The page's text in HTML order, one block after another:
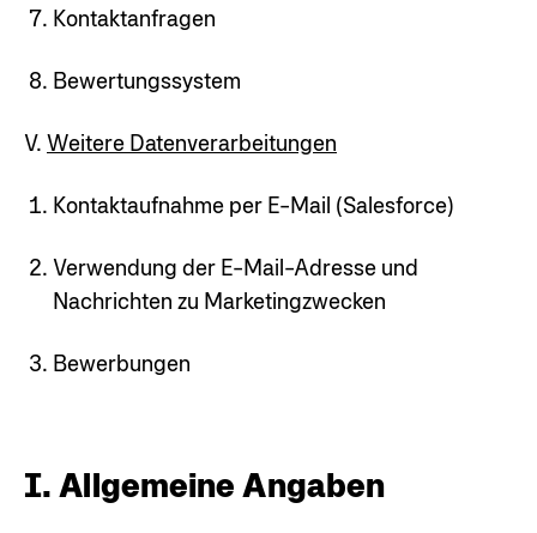
Kontaktanfragen
Bewertungssystem
V. Weitere Datenverarbeitungen
Kontaktaufnahme per E-Mail (Salesforce)
Verwendung der E-Mail-Adresse und
Nachrichten zu Marketingzwecken
Bewerbungen
I. Allgemeine Angaben